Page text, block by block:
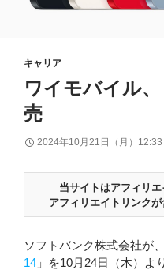
キャリア
ワイモバイル
売
2024年10月21日（月）12:33
当サイトはアフィリエ
アフィリエイトリンクが
ソフトバンク株式会社が
14 」を10月24日（木）よ